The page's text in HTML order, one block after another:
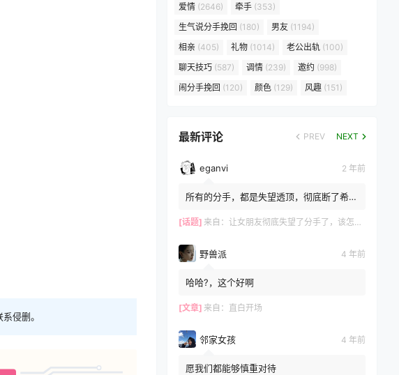
侵删。
爱情 (2646) 牵手 (353)
生气说分手挽回 (180) 男友 (1194)
相亲 (405) 礼物 (1014) 老公出轨 (100)
聊天技巧 (587) 调情 (239) 邀约 (998)
闹分手挽回 (120) 颜色 (129) 风趣 (151)
最新评论 PREV NEXT
eganvi 2 年前
所有的分手，都是失望透顶，彻底断了希
望的过程。 ?女生嘴上说...
[话题] 来自： 让女朋友彻底失望了分手了，该怎么挽回？
野兽派 4 年前
哈哈?，这个好啊
[文章] 来自： 直白开场
邻家女孩 4 年前
愿我们都能够慎重对待